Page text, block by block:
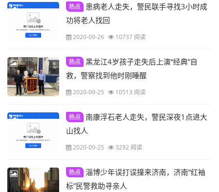
热点
患病老人走失，警民联手寻找3小时成
功将老人找回
2020-09-26 10737 阅读
热点
黑龙江4岁孩子走失后上演“经典”自
救，警察找到他时刚睡醒
2020-09-25 10513 阅读
热点
南康浮石老人走失，警民深夜1点进大
山找人
2020-09-25 3292 阅读
热点
淄博少年误打误撞来济南，济南“红袖
标”民警救助寻亲人